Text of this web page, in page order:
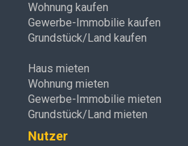
Wohnung kaufen
Gewerbe-Immobilie kaufen
Grundstück/Land kaufen
Haus mieten
Wohnung mieten
Gewerbe-Immobilie mieten
Grundstück/Land mieten
Nutzer